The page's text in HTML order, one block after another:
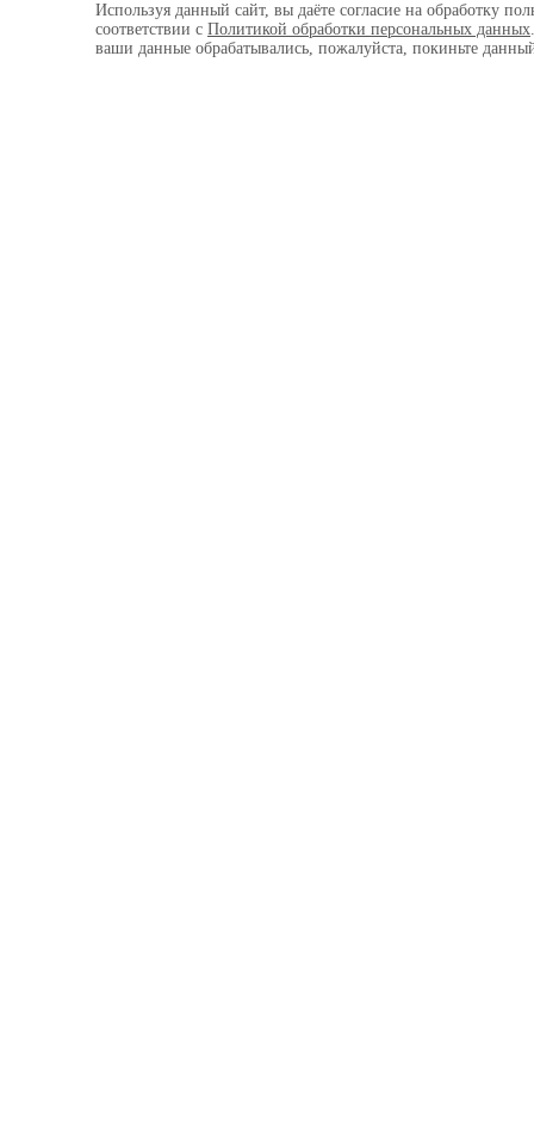
Используя данный сайт, вы даёте согласие на обработку
соответствии с Политикой обработки персональных данных
ваши данные обрабатывались, пожалуйста, покиньте